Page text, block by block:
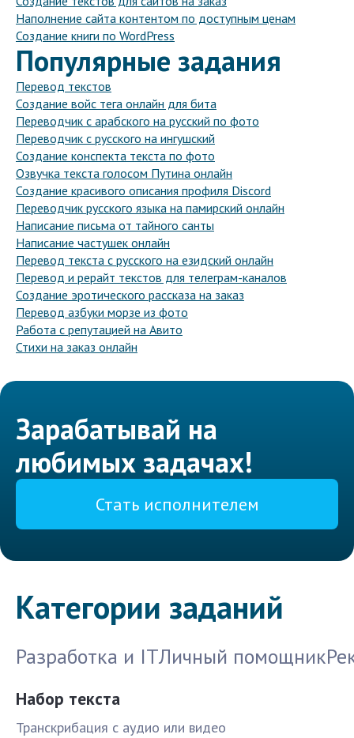
Наполнение сайта контентом по доступным ценам
Создание книги по WordPress
Популярные задания
Перевод текстов
Создание войс тега онлайн для бита
Переводчик с арабского на русский по фото
Переводчик с русского на ингушский
Создание конспекта текста по фото
Озвучка текста голосом Путина онлайн
Создание красивого описания профиля Discord
Переводчик русского языка на памирский онлайн
Написание письма от тайного санты
Написание частушек онлайн
Перевод текста с русского на езидский онлайн
Перевод и рерайт текстов для телеграм-каналов
Создание эротического рассказа на заказ
Перевод азбуки морзе из фото
Работа с репутацией на Авито
Стихи на заказ онлайн
Зарабатывай на
любимых задачах!
Стать исполнителем
Категории заданий
Разработка и ITЛичный помощник
Набор текста
Транскрибация с аудио или видео